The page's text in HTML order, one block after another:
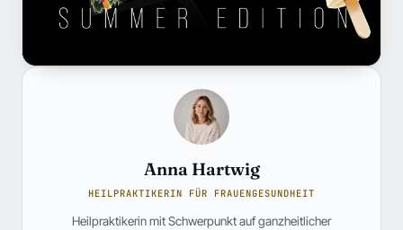
Anna Hartwig
HEILPRAKTIKERIN FÜR FRAUENGESUNDHEIT
Heilpraktikerin mit Schwerpunkt auf ganzheitlicher